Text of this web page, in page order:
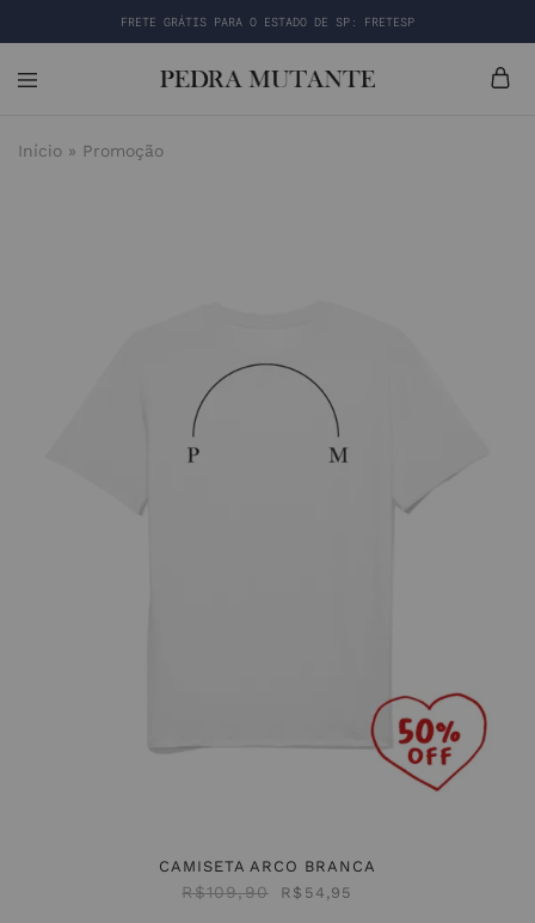
FRETE GRÁTIS PARA O ESTADO DE SP: FRETESP
Início » Promoção
CAMISETA ARCO BRANCA
R$109,90 R$ 54,95